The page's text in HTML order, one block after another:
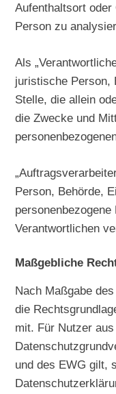
Aufenthaltsort
Person zu
Als
juristische Person,
Stelle, die allein
die Zwecke und
Person, Behörde,
Verantwortlichen
Maßgebliche
Nach Maßgabe
die
mit. Für Nutzer
und des EWG gilt,